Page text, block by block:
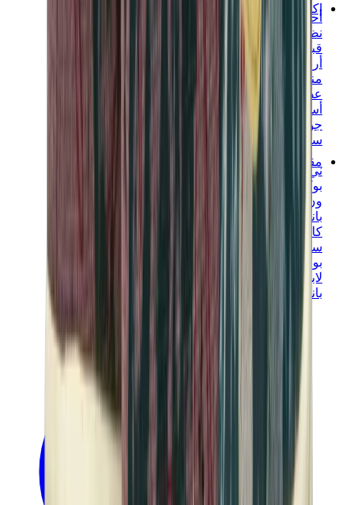
إكسسوارات
أحزمة
نظارات شمسية
قبعات وكاب
أربطة الأحذية
منتجات العناية بالسنيكرز
عطور
أساور
جوارب
سكيت بورد
مقتنيات
ني دوه
بوكيمون
ون بيس
بانيني
كاوز
سوني انجل
بوب مارت
لابوبو
بانكسي